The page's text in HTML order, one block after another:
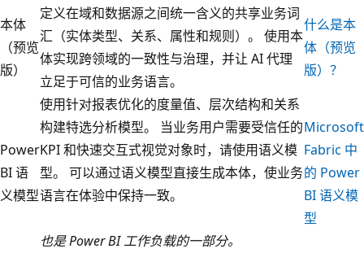
本体
（预览
版）
定义在域和数据源之间统一含义的共享业务词
汇（实体类型、关系、属性和规则）。 使用本
体实现跨领域的一致性与治理，并让 AI 代理
立足于可信的业务语言。
什么是本
体（预览
版）？
Power
BI 语
义模型
使用针对报表优化的度量值、层次结构和关系
构建特选分析模型。 当业务用户需要受信任的
KPI 和快速交互式视觉对象时，请使用语义模
型。 可以通过语义模型直接生成本体，使业务
语言在体验中保持一致。
也是 Power BI 工作负载的一部分。
Microsoft
Fabric 中
的 Power
BI 语义模
型